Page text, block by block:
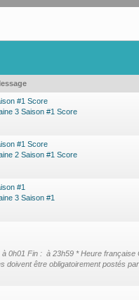
#1 Score
3 Saison #1 Score
#1 Score
2 Saison #1 Score
#1
3 Saison #1
0h01 Fin : à 23h59 * Heure française
doivent être obligatoirement postés